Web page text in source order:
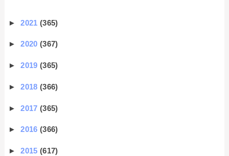
►2021(365)
►2020(367)
►2019(365)
►2018(366)
►2017(365)
►2016(366)
►2015(617)